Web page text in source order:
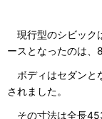
現行型のシビック
ースとなったのは、
ボディはセダンと
されました。
その寸法は全長